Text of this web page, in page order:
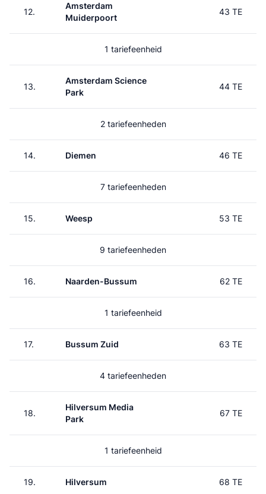
12.
Amsterdam
Muiderpoort
43 TE
1 tariefeenheid
13.
Amsterdam Science
Park
44 TE
2 tariefeenheden
14. Diemen 46 TE
7 tariefeenheden
15. Weesp 53 TE
9 tariefeenheden
16. Naarden-Bussum 62 TE
1 tariefeenheid
17. Bussum Zuid 63 TE
4 tariefeenheden
18.
Hilversum Media
Park
67 TE
1 tariefeenheid
19. Hilversum 68 TE